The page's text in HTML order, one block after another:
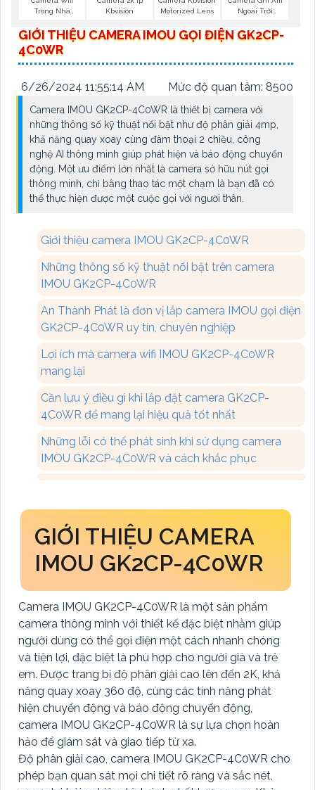
Trong Nhà
Kbvision
Motorized Lens
Ngoài Trời
GIỚI THIỆU CAMERA IMOU GỌI ĐIỆN GK2CP-
4C0WR
6/26/2024 11:55:14 AM Mức độ quan tâm: 8500
Camera IMOU GK2CP-4C0WR là thiết bị camera với
những thông số kỹ thuật nổi bật như độ phân giải 4mp,
khả năng quay xoay cùng đàm thoại 2 chiều, công
nghệ AI thông minh giúp phát hiện và báo động chuyển
động. Một ưu điểm lớn nhất là camera sở hữu nút gọi
thông minh, chỉ bằng thao tác một chạm là bạn đã có
thể thực hiện được một cuộc gọi với người thân.
Giới thiệu camera IMOU GK2CP-4C0WR
Những thông số kỹ thuật nổi bật trên camera
IMOU GK2CP-4C0WR
An Thành Phát là đơn vị lắp camera IMOU gọi điện
GK2CP-4C0WR uy tín, chuyên nghiệp
Lợi ích mà camera wifi IMOU GK2CP-4C0WR
mang lại
Cần lưu ý điều gì khi lắp đặt camera GK2CP-
4C0WR để mang lại hiệu quả tốt nhất
Những lỗi có thể phát sinh khi sử dụng camera
IMOU GK2CP-4C0WR và cách khắc phục
GIỚI THIỆU CAMERA
IMOU GK2CP-4C0WR
Camera IMOU GK2CP-4C0WR là một sản phẩm
camera thông minh với thiết kế đặc biệt nhằm giúp
người dùng có thể gọi điện một cách nhanh chóng
và tiện lợi, đặc biệt là phù hợp cho người già và trẻ
em. Được trang bị độ phân giải cao lên đến 2K, khả
năng quay xoay 360 độ, cùng các tính năng phát
hiện chuyển động và báo động chuyển động,
camera IMOU GK2CP-4C0WR là sự lựa chọn hoàn
hảo để giám sát và giao tiếp từ xa.
Độ phân giải cao, camera IMOU GK2CP-4C0WR cho
phép bạn quan sát mọi chi tiết rõ ràng và sắc nét,